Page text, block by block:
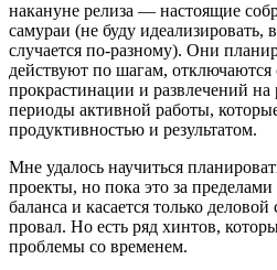
накануне релиза — настоящие
самураи (не буду идеализировать,
случается по-разному). Они
действуют по шагам,
прокрастинации и развлечений
периоды активной работы,
продуктивностью и результатом.
Мне удалось научиться
проекты, но пока это за
баланса и касается только
провал. Но есть ряд хинтов,
проблемы со временем.